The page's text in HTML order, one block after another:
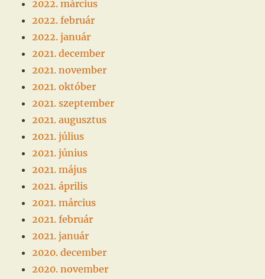
2022. március
2022. február
2022. január
2021. december
2021. november
2021. október
2021. szeptember
2021. augusztus
2021. július
2021. június
2021. május
2021. április
2021. március
2021. február
2021. január
2020. december
2020. november